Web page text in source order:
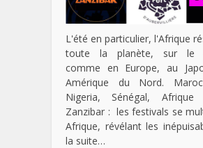
L'été en particulier, l'Afrique
toute la planète, sur le
comme en Europe, au
Amérique du Nord.
Nigeria, Sénégal,
Zanzibar : les festivals se
Afrique, révélant les
la suite…